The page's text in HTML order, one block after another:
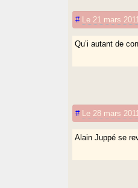
# Le 21 mars
Qu’i autant de
# Le 28 mars
Alain Juppé se